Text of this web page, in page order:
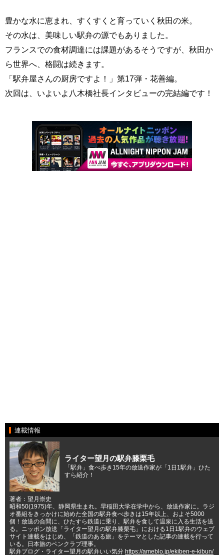
豊かな水に恵まれ、すくすくと育っていく秋田の米。
その水は、美味しい駅弁の源でもありました。
フランスでの食材調達には課題があるそうですが、秋田か
ら世界へ、格闘は続きます。
「駅弁屋さんの厨房ですよ！」第17弾・花善編。
次回は、いよいよ八木橋社長インタビューの完結編です！
連載情報
ライター望月の駅弁膝栗毛
「駅弁」食べ歩き15年の放送作家が「1日1駅弁」ひた
すら紹介！
著者：望月崇史
昭和50(1975)年、静岡県生まれ。早稲田大学在学中から、放送作家に。ラジ
オ番組をきっかけに始めた全国の駅弁食べ歩きは15年以上、およそ5000
個！放送の合間に、ひたすら鉄道に乗り、駅弁を食して温泉に入る生活を送
る。ニッポン放送「ライター望月の駅弁膝栗毛」における1日1駅弁のウェブ
サイト連載をはじめ、「鉄道のある旅」をテーマとした記事の連載を行って
いる。日本旅のペンクラブ理事。
駅弁ブログ・ライター望月の駅弁いい気分 https://ameblo.jp/ekiben-e-kibun/